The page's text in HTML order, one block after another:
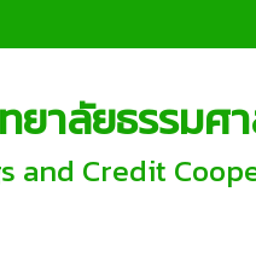
าลัยธรรมศ
and Credit